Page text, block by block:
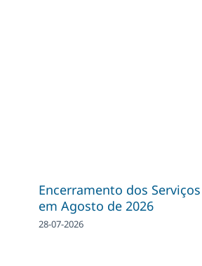
Encerramento dos
em Agosto de 2026
28-07-2026